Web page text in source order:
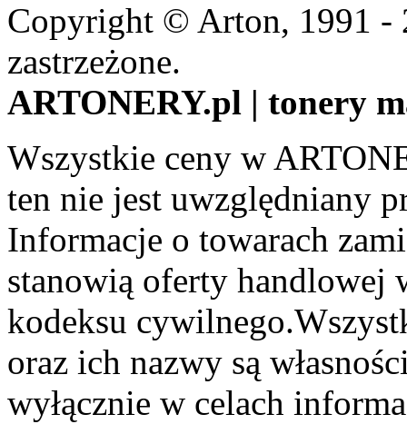
Copyright © Arton, 1991 -
zastrzeżone.
ARTONERY.pl | tonery
Wszystkie ceny w
ten nie jest uwzględniany
Informacje o towarach
stanowią oferty
kodeksu
oraz ich nazwy są
wyłącznie w celach